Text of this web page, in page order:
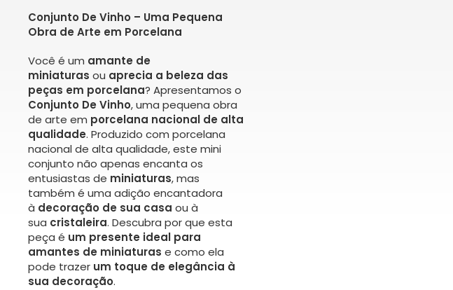
Conjunto De Vinho – Uma Pequena
Obra de Arte em Porcelana
Você é um amante de
miniaturas ou aprecia a beleza das
peças em porcelana? Apresentamos o
Conjunto De Vinho, uma pequena obra
de arte em porcelana nacional de alta
qualidade. Produzido com porcelana
nacional de alta qualidade, este mini
conjunto não apenas encanta os
entusiastas de miniaturas, mas
também é uma adição encantadora
à decoração de sua casa ou à
sua cristaleira. Descubra por que esta
peça é um presente ideal para
amantes de miniaturas e como ela
pode trazer um toque de elegância à
sua decoração.